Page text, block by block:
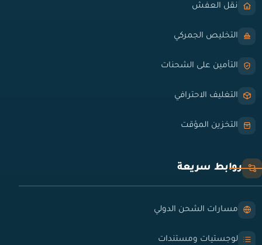
نقل العفش
التخليص الجمركي
التأمين على الشحنات
التغليف الاحترافي
التخزين المؤقت
روابط سريعة
مسارات الشحن الدولي
لوجستيات ومستندات